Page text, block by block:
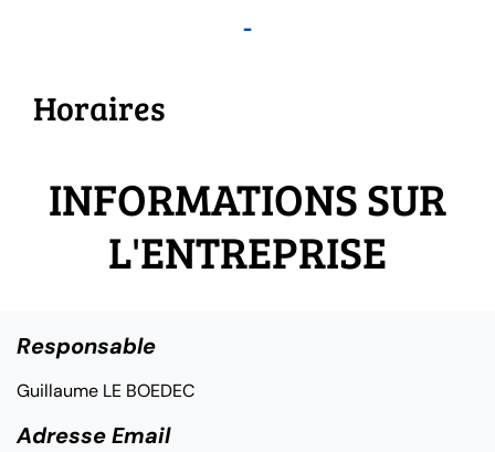
-
Horaires
INFORMATIONS SUR
L'ENTREPRISE
Responsable
Guillaume LE BOEDEC
Adresse Email